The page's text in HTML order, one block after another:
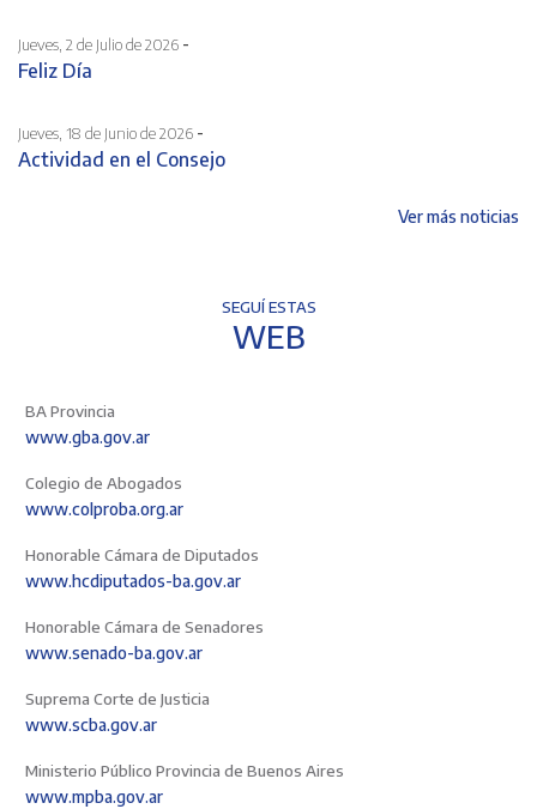
Jueves, 2 de Julio de 2026 -
Feliz Día
Jueves, 18 de Junio de 2026 -
Actividad en el Consejo
Ver más noticias
SEGUÍ ESTAS
WEB
BA Provincia
www.gba.gov.ar
Colegio de Abogados
www.colproba.org.ar
Honorable Cámara de Diputados
www.hcdiputados-ba.gov.ar
Honorable Cámara de Senadores
www.senado-ba.gov.ar
Suprema Corte de Justicia
www.scba.gov.ar
Ministerio Público Provincia de Buenos Aires
www.mpba.gov.ar